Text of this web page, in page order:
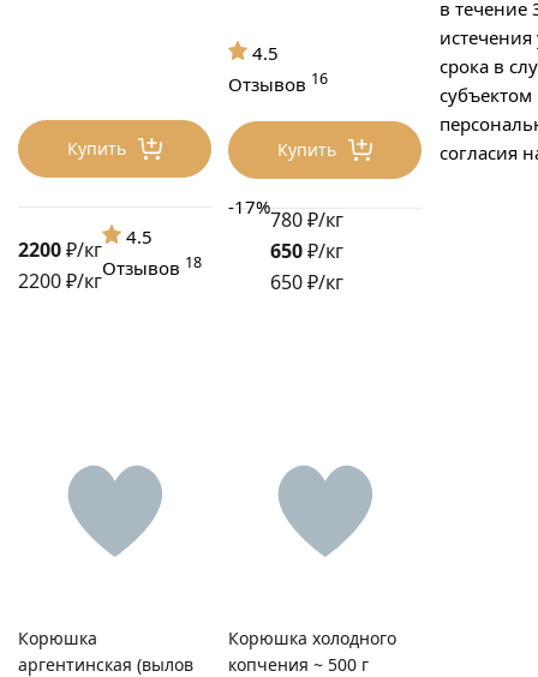
Купить
2200₽/кг
2200 ₽/кг
4.5
Отзывов 18
Купить
-17%780 ₽/кг
650₽/кг
650 ₽/кг
4.5
Отзывов 16
Корюшка
аргентинская (вылов
Корюшка холодного
копчения ~ 500 г
в течение
истечения
срока в
субъектом
согласия